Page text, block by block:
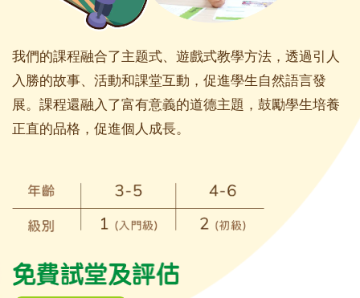
我們的課程融合了主题式、遊戲式教學方法，透過引人
入勝的故事、活動和課堂互動，促進學生自然語言發
展。課程還融入了富有意義的道德主題，鼓勵學生培養
正直的品格，促進個人成長。